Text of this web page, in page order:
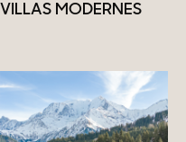
VILLAS MODERNES